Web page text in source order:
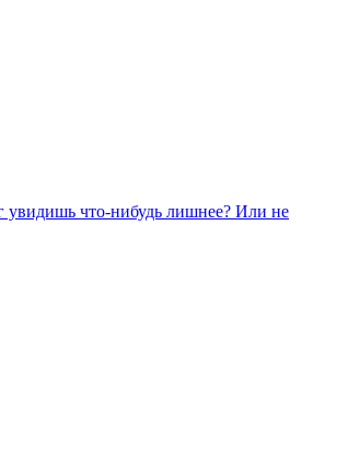
увидишь что-нибудь лишнее? Или не